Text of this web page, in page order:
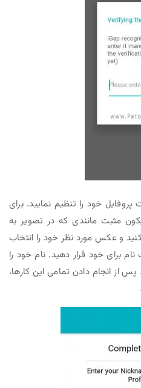
خود را تنظیم نمایید. برای
مثبت مانندی که در تصویر به
و عکس مورد نظر خود را انتخاب
برای خود قرار دهید. نام خود را
از انجام دادن تمامی این کارها،